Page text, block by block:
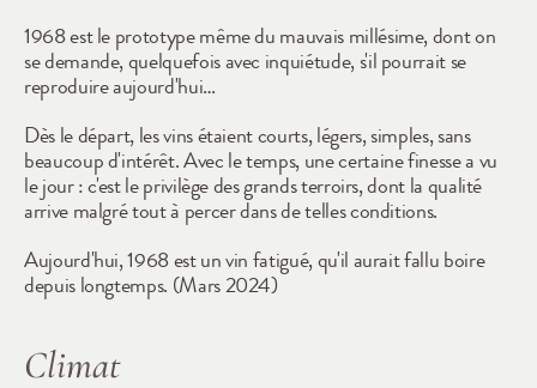
1968 est le prototype même du mauvais millésime, dont on
se demande, quelquefois avec inquiétude, s'il pourrait se
reproduire aujourd'hui…
Dès le départ, les vins étaient courts, légers, simples, sans
beaucoup d'intérêt. Avec le temps, une certaine finesse a vu
le jour : c'est le privilège des grands terroirs, dont la qualité
arrive malgré tout à percer dans de telles conditions.
Aujourd'hui, 1968 est un vin fatigué, qu'il aurait fallu boire
depuis longtemps. (Mars 2024)
Climat